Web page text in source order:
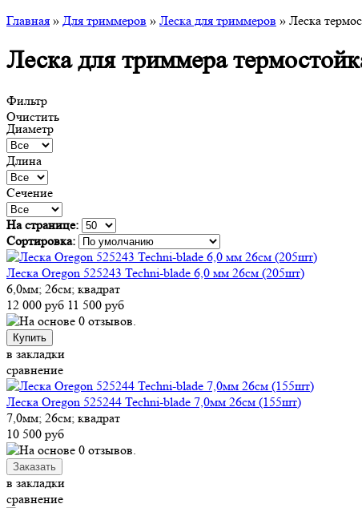
Главная » Для триммеров » Леска для триммеров » Леска
Леска для триммера
Фильтр
Очистить
Диаметр
Длина
Сечение
На странице:
Сортировка:
Леска Oregon 525243 Techni-blade 6,0 мм 26см (205шт)
6,0мм; 26см; квадрат
12 000 руб 11 500 руб
Купить
в закладки
сравнение
Леска Oregon 525244 Techni-blade 7,0мм 26см (155шт)
7,0мм; 26см; квадрат
10 500 руб
в закладки
сравнение